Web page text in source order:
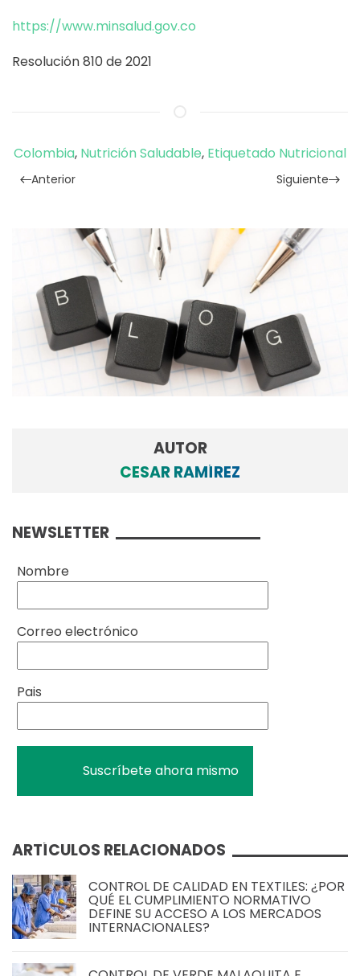
https://www.minsalud.gov.co
Resolución 810 de 2021
Colombia, Nutrición Saludable, Etiquetado Nutricional
Anterior Siguiente
AUTOR
CESAR RAMÍREZ
NEWSLETTER
Nombre
Correo electrónico
Pais
ARTÍCULOS RELACIONADOS
CONTROL DE CALIDAD EN TEXTILES: ¿POR
QUÉ EL CUMPLIMIENTO NORMATIVO
DEFINE SU ACCESO A LOS MERCADOS
INTERNACIONALES?